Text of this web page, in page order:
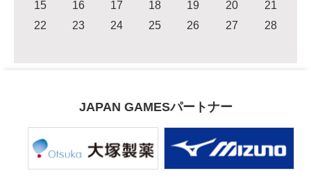
15
16 17 18 19 20
21
22
23 24 25 26 27 28
JAPAN GAMESパートナー